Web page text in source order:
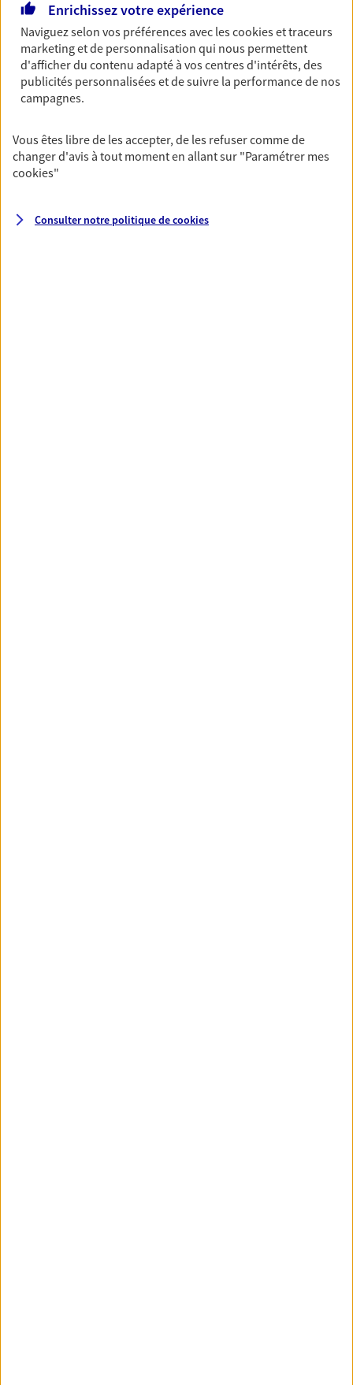
Accompagner vos projets de
vie
Achat immobilier, installation, départ à la retraite…
Autant de moments de vie qui nécessitent des solutions
d'assurance et d'épargne. Recevez un conseil d'expert
Vous aider à constituer une
De nombreuses solutions s'offrent à vous pour faire
Enrichissez votre expérience
Naviguez selon vos préférences avec lescookies et traceurs
marketing et de personnalisation qui nous permettent
d'afficher du contenu adapté à vos centres d'intérêts, des
publicités personnalisées et de suivre la performance de nos
campagnes.
Vous êtes libre de les accepter, de les refuser comme de
changer d'avis à tout moment en allant sur "Paramétrer mes
cookies"
Consulter notre politique decookies